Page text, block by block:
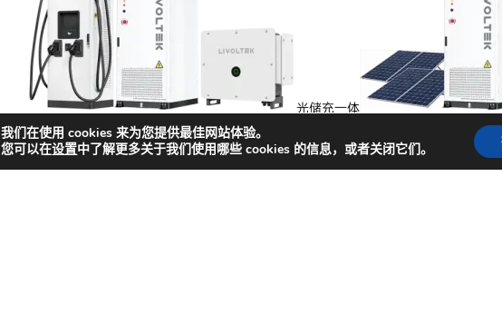
光储充一体
化储能
快捷入口
我们在使用 cookies 来为您提供最佳网站体验。
您可以在设置中了解更多关于我们使用哪些 cookies 的信息，或者关闭它们。